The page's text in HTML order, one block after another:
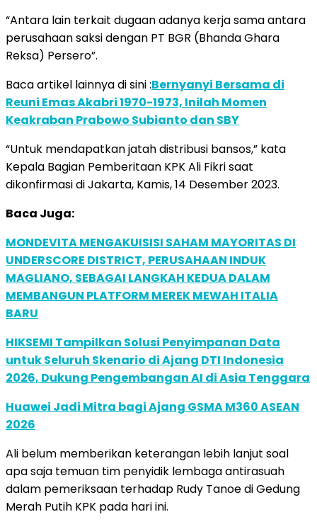
“Antara lain terkait dugaan adanya kerja sama antara
perusahaan saksi dengan PT BGR (Bhanda Ghara
Reksa) Persero”.
Baca artikel lainnya di sini :Bernyanyi Bersama di
Reuni Emas Akabri 1970-1973, Inilah Momen
Keakraban Prabowo Subianto dan SBY
“Untuk mendapatkan jatah distribusi bansos,” kata
Kepala Bagian Pemberitaan KPK Ali Fikri saat
dikonfirmasi di Jakarta, Kamis, 14 Desember 2023.
Baca Juga:
MONDEVITA MENGAKUISISI SAHAM MAYORITAS DI
UNDERSCORE DISTRICT, PERUSAHAAN INDUK
MAGLIANO, SEBAGAI LANGKAH KEDUA DALAM
MEMBANGUN PLATFORM MEREK MEWAH ITALIA
BARU
HIKSEMI Tampilkan Solusi Penyimpanan Data
untuk Seluruh Skenario di Ajang DTI Indonesia
2026, Dukung Pengembangan AI di Asia Tenggara
Huawei Jadi Mitra bagi Ajang GSMA M360 ASEAN
2026
Ali belum memberikan keterangan lebih lanjut soal
apa saja temuan tim penyidik lembaga antirasuah
dalam pemeriksaan terhadap Rudy Tanoe di Gedung
Merah Putih KPK pada hari ini.